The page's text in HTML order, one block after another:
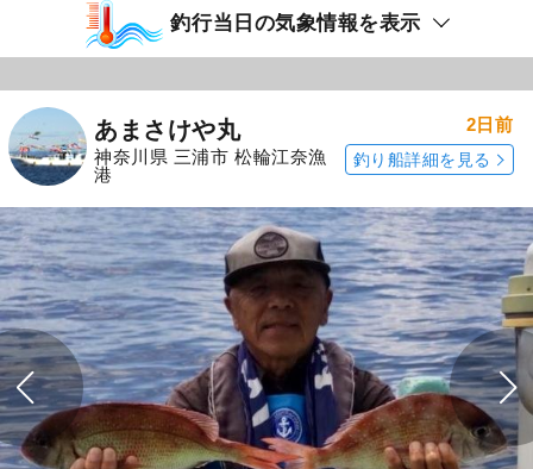
釣行当日の気象情報を表示
あまさけや丸
神奈川県 三浦市 松輪江奈漁
港
2日前
釣り船詳細を見る